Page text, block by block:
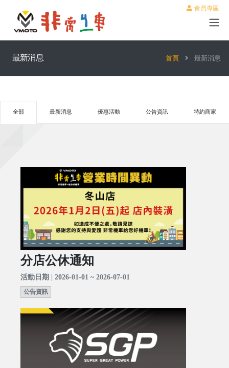
會員專區
最新消息 首頁 最新消息
全部 最新消息 優惠活動 公告資訊 特約商家
分店公休通知
活動日期 | 2026-01-01 ~ 2026-07-01
公告資訊